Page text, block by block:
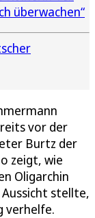
überwachen“
vor der
Burtz der
zeigt, wie
Oligarchin
stellte,
verhelfe.